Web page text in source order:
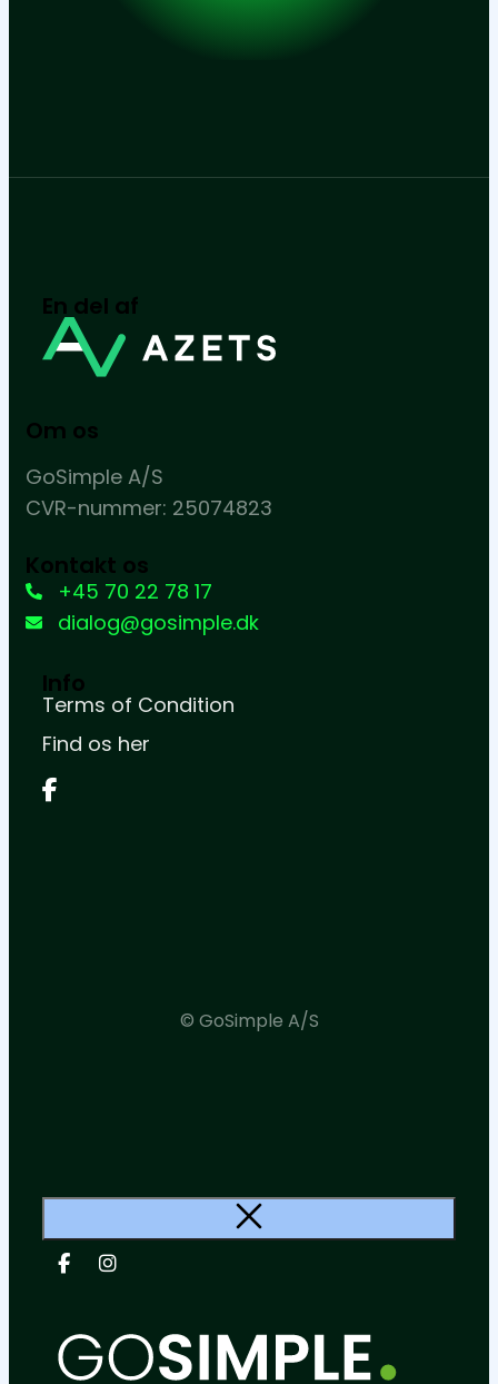
En del af
Om os
GoSimple A/S
CVR-nummer: 25074823
Kontakt os
+45 70 22 78 17
dialog@gosimple.dk
Info
Terms of Condition
Find os her
© GoSimple A/S